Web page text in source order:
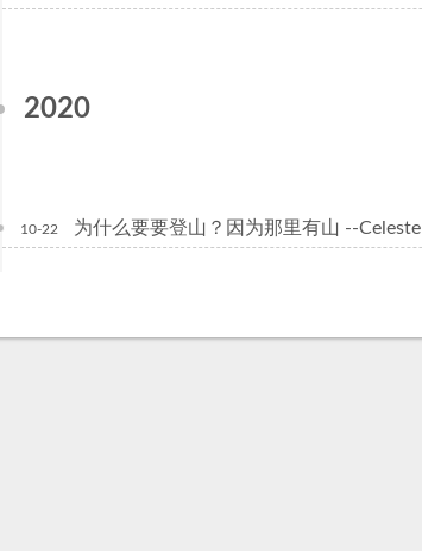
2020
10-22 为什么要要登山？因为那里有山 --Celeste